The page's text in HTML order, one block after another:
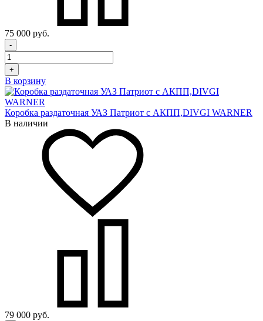
75 000 руб.
-
+
В корзину
Коробка раздаточная УАЗ Патриот с АКПП,DIVGI WARNER
В наличии
79 000 руб.